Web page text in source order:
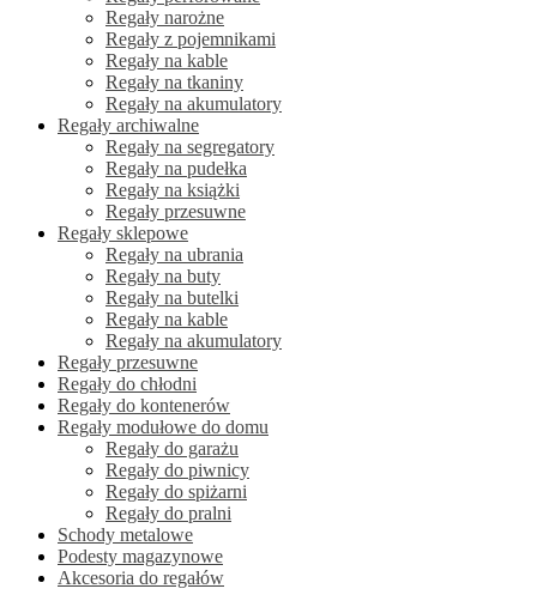
Regały narożne
Regały z pojemnikami
Regały na kable
Regały na tkaniny
Regały na akumulatory
Regały archiwalne
Regały na segregatory
Regały na pudełka
Regały na książki
Regały przesuwne
Regały sklepowe
Regały na ubrania
Regały na buty
Regały na butelki
Regały na kable
Regały na akumulatory
Regały przesuwne
Regały do chłodni
Regały do kontenerów
Regały modułowe do domu
Regały do garażu
Regały do piwnicy
Regały do spiżarni
Regały do pralni
Schody metalowe
Podesty magazynowe
Akcesoria do regałów